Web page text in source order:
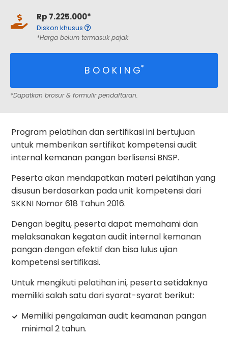
Rp 7.225.000*
Diskon khusus
*Harga belum termasuk pajak
B O O K I N G*
*Dapatkan brosur & formulir pendaftaran.
Program pelatihan dan sertifikasi ini bertujuan
untuk memberikan sertifikat kompetensi audit
internal kemanan pangan berlisensi BNSP.
Peserta akan mendapatkan materi pelatihan yang
disusun berdasarkan pada unit kompetensi dari
SKKNI Nomor 618 Tahun 2016.
Dengan begitu, peserta dapat memahami dan
melaksanakan kegatan audit internal kemanan
pangan dengan efektif dan bisa lulus ujian
kompetensi sertifikasi.
Untuk mengikuti pelatihan ini, peserta setidaknya
memiliki salah satu dari syarat-syarat berikut:
Memiliki pengalaman audit keamanan pangan
minimal 2 tahun.